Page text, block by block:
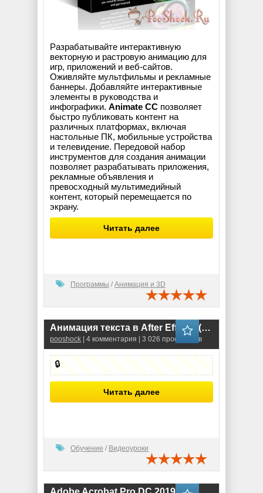
Разрабатывайте интерактивную
векторную и растровую анимацию для
игр, приложений и веб-сайтов.
Оживляйте мультфильмы и рекламные
баннеры. Добавляйте интерактивные
элементы в руководства и
инфографики. Animate CC позволяет
быстро публиковать контент на
различных платформах, включая
настольные ПК, мобильные устройства
и телевидение. Передовой набор
инструментов для создания анимации
позволяет разрабатывать приложения,
рекламные объявления и
превосходный мультимедийный
контент, который перемещается по
экрану.
Читать далее
Программы / Анимация и 3D
Aнимaция текcтa в After Effects (Видео-курс)
pooshock | 4 комментария | 3 026 просмотров
🔒
Читать далее
Обучение / Видеоуроки